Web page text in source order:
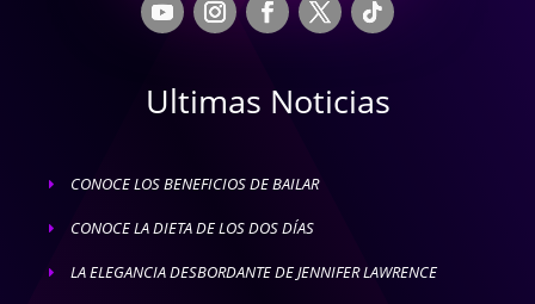
Ultimas Noticias
E CONOCE LOS BENEFICIOS DE BAILAR
E CONOCE LA DIETA DE LOS DOS DÍAS
E LA ELEGANCIA DESBORDANTE DE JENNIFER LAWRENCE